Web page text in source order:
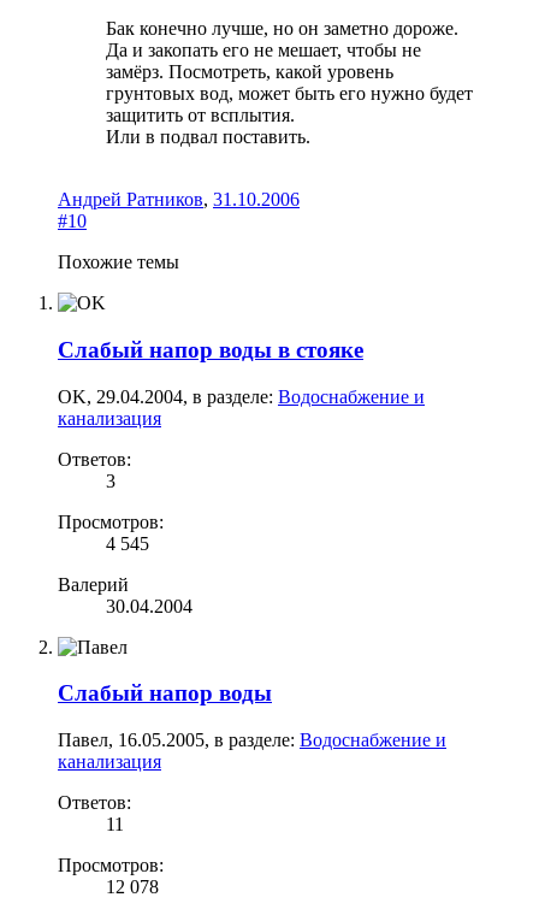
Бак конечно лучше, но он заметно дороже.
Да и закопать его не мешает, чтобы не
замёрз. Посмотреть, какой уровень
грунтовых вод, может быть его нужно будет
защитить от всплытия.
Или в подвал поставить.
Андрей Ратников, 31.10.2006
#10
Похожие темы
Слабый напор воды в стояке
OK, 29.04.2004, в разделе: Водоснабжение и
канализация
Ответов:
3
Просмотров:
4 545
Валерий
30.04.2004
Слабый напор воды
Павел, 16.05.2005, в разделе: Водоснабжение и
канализация
Ответов:
11
Просмотров:
12 078